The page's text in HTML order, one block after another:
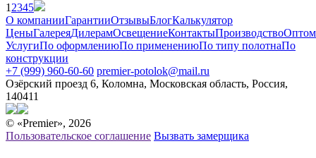
1 2345
О компанииГарантииОтзывыБлогКалькулятор
ЦеныГалереяДилерамОсвещениеКонтактыПроизводствоОптом
УслугиПо оформлениюПо применениюПо типу полотнаПо
конструкции
+7 (999) 960-60-60 premier-potolok@mail.ru
Озёрский проезд 6, Коломна, Московская область, Россия,
140411
© «Premier», 2026
Пользовательское соглашение Вызвать замерщика